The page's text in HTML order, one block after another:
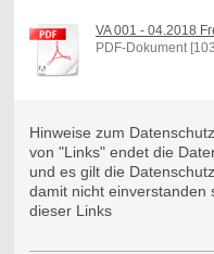
VA 001 - 04.2018
PDF-Dokument
Hinweise zum
von "Links" endet die
und es gilt die
damit nicht einverstanden
dieser Links